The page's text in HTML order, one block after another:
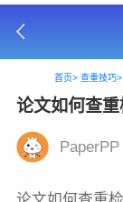
首页> 查重技巧>
论文如何查
PaperPP